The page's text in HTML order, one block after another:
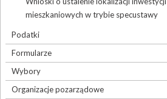
mieszkaniowych w trybie specustawy
Podatki
Formularze
Wybory
Organizacje pozarządowe